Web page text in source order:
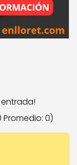
Promedio: 0)